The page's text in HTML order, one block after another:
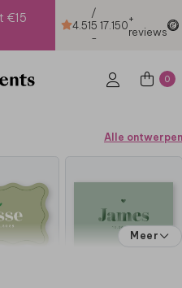
€15
4.51
/
5
-
17.150+
reviews
0
Alle ontwerpen
Meer